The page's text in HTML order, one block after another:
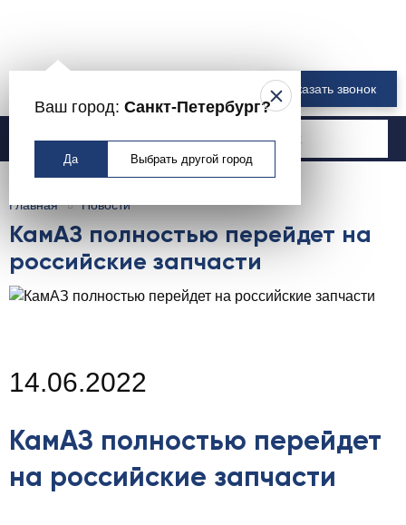
Ваш город: Санкт-Петербург?
Да Выбрать другой город
Заказать звонок
Москва
Главная Новости
КамАЗ полностью перейдет на
российские запчасти
14.06.2022
КамАЗ полностью перейдет
на российские запчасти